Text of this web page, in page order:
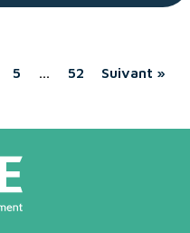
5 … 52 Suivant »